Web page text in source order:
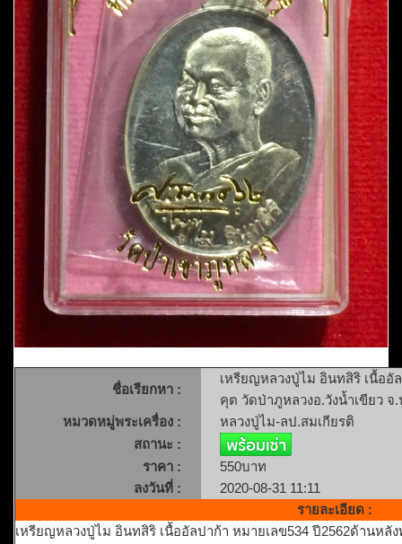
ชื่อเรียกหา :
เหรียญหลวงปู่ไม อินทสิริ เนื้ออั
คุต วัดป่าภูหลวงอ.วังน้ำเขียว จ
หมวดหมู่พระเครื่อง :
หลวงปู่ไม-ลป.สมเกียรติ
สถานะ :
ราคา :
550บาท
ลงวันที่ :
2020-08-31 11:11
รายละเอียด :
เหรียญหลวงปู่ไม อินทสิริ เนื้ออัลปาก้า หมายเลข534 ปี2562ด้านหลั